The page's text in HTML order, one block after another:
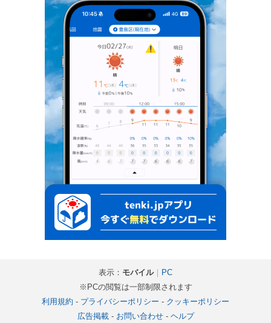
表示： モバイル｜ PC
※PCの閲覧は一部制限されます
利用規約 - プライバシーポリシー - クッキーポリシー
広告掲載- お問い合わせ- ヘルプ